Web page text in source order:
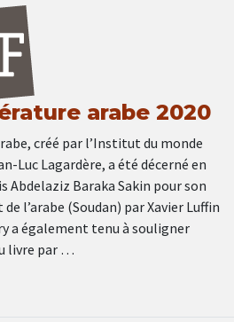
arabe 2020
créé par l’Institut du monde
Luc Lagardère, a été décerné en
Abdelaziz Baraka Sakin pour son
l’arabe (Soudan) par Xavier Luffin
a également tenu à souligner
livre par …